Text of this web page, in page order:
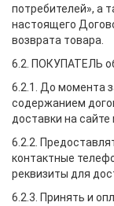
потребителей», а
настоящего
возврата товара.
6.2. ПОКУПАТЕЛЬ
6.2.1. До момента
содержанием
доставки на сайте
6.2.2.
контактные
реквизиты для
6.2.3. Принять и